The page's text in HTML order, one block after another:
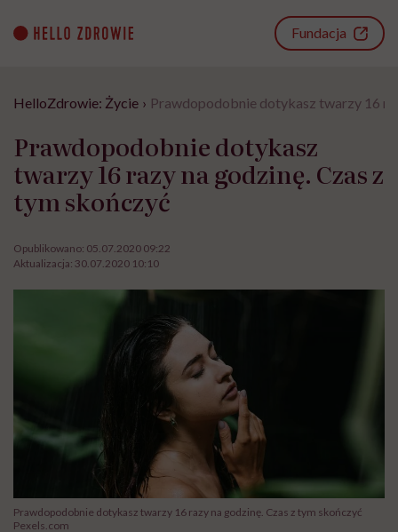
content
Fundacja
HelloZdrowie: Życie › Prawdopodobnie dotykasz twarzy 16
Prawdopodobnie dotykasz
twarzy 16 razy na godzinę. Czas z
tym skończyć
Opublikowano: 05.07.2020 09:22
Aktualizacja: 30.07.2020 10:10
Prawdopodobnie dotykasz twarzy 16 razy na godzinę. Czas z tym skończyć
Pexels.com